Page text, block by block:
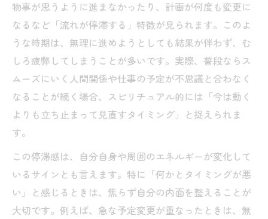
合う時と合わない時に現れるスピリチュアルサ
イン
タイミングが合う人のスピリチュアルサイ
ンを見抜く
タイミングが悪いことが続く時のスピリチ
ュアル前兆
合う異性との出会いに見るスピリチュアル
なサインとは
スピリチュアル的に現れる必要なタイミン
物事が思うように進まなかったり、計画が何度も変更に
なるなど「流れが停滞する」特徴が見られます。このよ
うな時期は、無理に進めようとしても結果が伴わず、む
しろ疲弊してしまうことが多いです。実際、普段ならス
ムーズにいく人間関係や仕事の予定が不思議と合わなく
なることが続く場合、スピリチュアル的には「今は動く
よりも立ち止まって見直すタイミング」と捉えられま
す。
この停滞感は、自分自身や周囲のエネルギーが変化して
いるサインとも言えます。特に「何かとタイミングが悪
い」と感じるときは、焦らず自分の内面を整えることが
大切です。例えば、急な予定変更が重なったときは、無